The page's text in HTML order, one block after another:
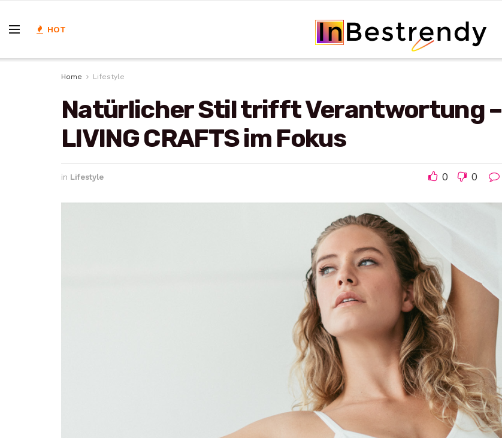
HOT
Home Lifestyle
Natürlicher Stil trifft Verantwortung –
LIVING CRAFTS im Fokus
in Lifestyle 0 0